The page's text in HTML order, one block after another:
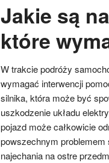
Jakie są
które
W trakcie podróży
wymagać interwencji
silnika, która może być
uszkodzenie układu
pojazd może całkowicie
powszechnym problemem
najechania na ostre